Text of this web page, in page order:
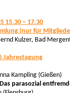
15.30 – 17.30
(nur für
Kulzer, Bad
Jahrestagung
Kampling (Gießen)
parasozial